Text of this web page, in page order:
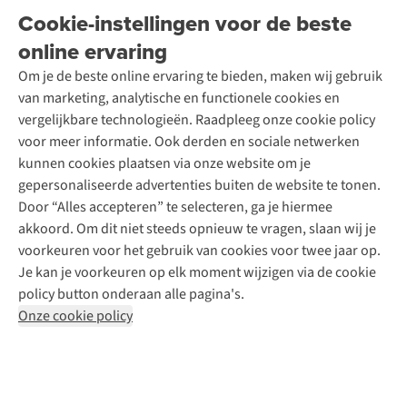
Cookie-instellingen voor de beste
online ervaring
Om je de beste online ervaring te bieden, maken wij gebruik
van marketing, analytische en functionele cookies en
vergelijkbare technologieën. Raadpleeg onze cookie policy
voor meer informatie. Ook derden en sociale netwerken
kunnen cookies plaatsen via onze website om je
gepersonaliseerde advertenties buiten de website te tonen.
Door “Alles accepteren” te selecteren, ga je hiermee
akkoord. Om dit niet steeds opnieuw te vragen, slaan wij je
voorkeuren voor het gebruik van cookies voor twee jaar op.
Je kan je voorkeuren op elk moment wijzigen via de cookie
policy button onderaan alle pagina's.
Onze cookie policy
Garantie
Contact
Onze winkels
Over A.S.Adventure
Toegankelijkheidsverklaring
Ski-onderhoud
Wasservice
Schoenonderhoud
Schoenherstelling
Kledingherstelling
Retouches
Voor bedrijven
A.S.Magazine
Podcast
Explore Academy
Explore Camp
Gear Check
Inspiratie & advies
Meld je aan voor de nieuwsbrief
Follow us
Disclaimer Privacy Policy
Algemene voorwaarden
Cookie Policy